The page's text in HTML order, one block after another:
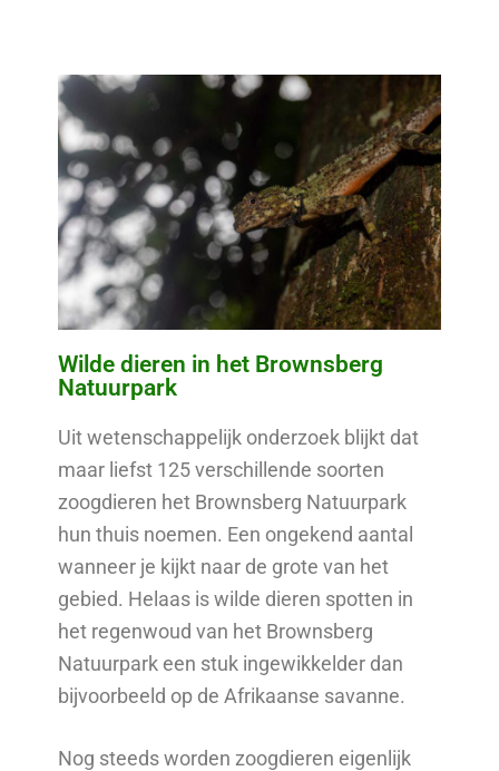
Wilde dieren in het Brownsberg
Natuurpark
Uit wetenschappelijk onderzoek blijkt dat
maar liefst 125 verschillende soorten
zoogdieren het Brownsberg Natuurpark
hun thuis noemen. Een ongekend aantal
wanneer je kijkt naar de grote van het
gebied. Helaas is wilde dieren spotten in
het regenwoud van het Brownsberg
Natuurpark een stuk ingewikkelder dan
bijvoorbeeld op de Afrikaanse savanne.
Nog steeds worden zoogdieren eigenlijk